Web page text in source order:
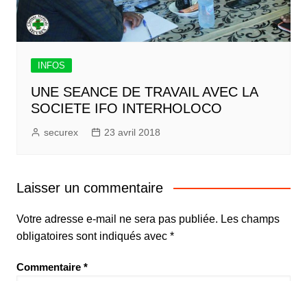
INFOS
UNE SEANCE DE TRAVAIL AVEC LA
SOCIETE IFO INTERHOLOCO
securex 23 avril 2018
Laisser un commentaire
Votre adresse e-mail ne sera pas publiée. Les champs
obligatoires sont indiqués avec *
Commentaire *